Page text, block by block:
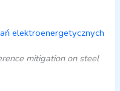
elektroenergetycznych
mitigation on steel